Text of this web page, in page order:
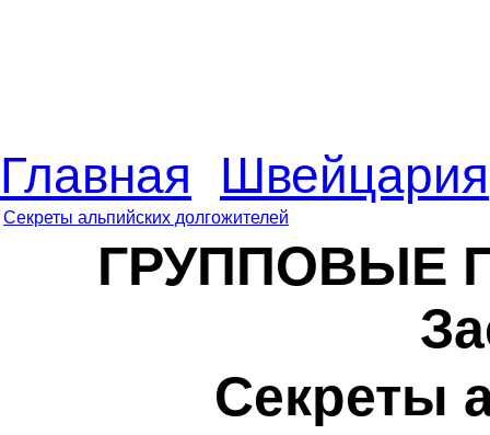
Главная Швейцария
Секреты альпийских долгожителей
ГРУППОВЫЕ
Секреты